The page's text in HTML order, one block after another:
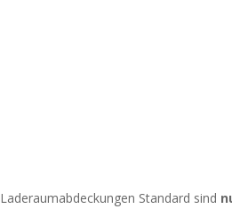
Laderaumabdeckungen Standard sind